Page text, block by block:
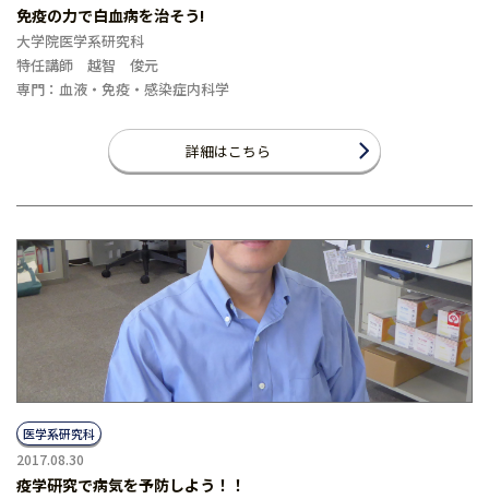
免疫の力で白血病を治そう!
大学院医学系研究科
特任講師 越智 俊元
専門：血液・免疫・感染症内科学
詳細はこちら
医学系研究科
2017.08.30
疫学研究で病気を予防しよう！！